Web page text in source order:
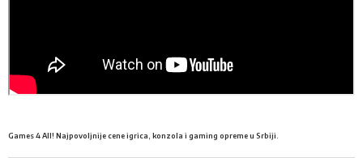
Games 4 All! Najpovoljnije cene igrica, konzola i gaming opreme u Srbiji.